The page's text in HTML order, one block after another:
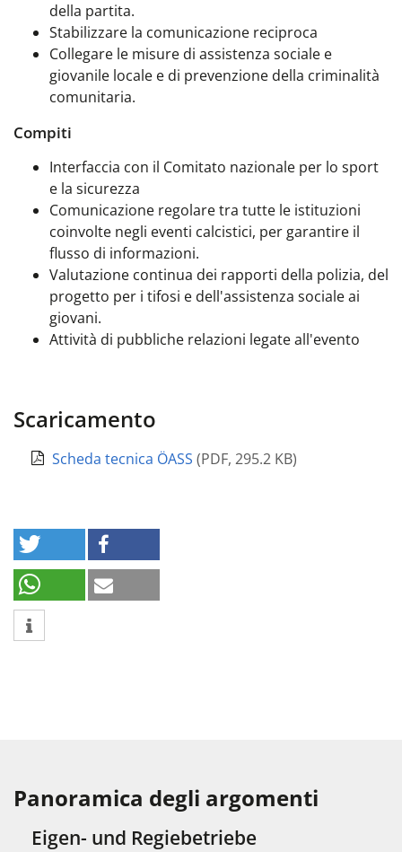
della partita.
Stabilizzare la comunicazione reciproca
Collegare le misure di assistenza sociale e
giovanile locale e di prevenzione della criminalità
comunitaria.
Compiti
Interfaccia con il Comitato nazionale per lo sport
e la sicurezza
Comunicazione regolare tra tutte le istituzioni
coinvolte negli eventi calcistici, per garantire il
flusso di informazioni.
Valutazione continua dei rapporti della polizia, del
progetto per i tifosi e dell'assistenza sociale ai
giovani.
Attività di pubbliche relazioni legate all'evento
Scaricamento
Scheda tecnica ÖASS (PDF, 295.2 KB)
Panoramica degli argomenti
Eigen- und Regiebetriebe